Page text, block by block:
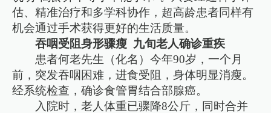
估、精准治疗和多学科协作，超高龄患者同样有
机会通过手术获得更好的生活质量。
吞咽受阻身形骤瘦 九旬老人确诊重疾
患者何老先生（化名）今年90岁，一个月
前，突发吞咽困难，进食受阻，身体明显消瘦。
经系统检查，确诊食管胃结合部腺癌。
入院时，老人体重已骤降8公斤，同时合并